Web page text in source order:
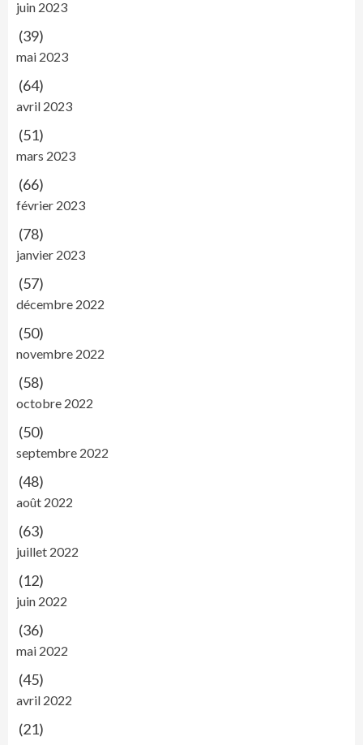
juin 2023
(39)
mai 2023
(64)
avril 2023
(51)
mars 2023
(66)
février 2023
(78)
janvier 2023
(57)
décembre 2022
(50)
novembre 2022
(58)
octobre 2022
(50)
septembre 2022
(48)
août 2022
(63)
juillet 2022
(12)
juin 2022
(36)
mai 2022
(45)
avril 2022
(21)